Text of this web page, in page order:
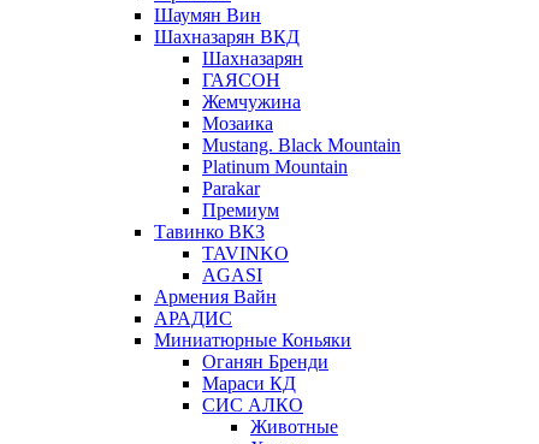
Шаумян Вин
Шахназарян ВКД
Шахназарян
ГАЯСОН
Жемчужина
Мозаика
Mustang. Black Mountain
Platinum Mountain
Parakar
Премиум
Тавинко ВКЗ
TAVINKO
AGASI
Армения Вайн
АРАДИС
Миниатюрные Коньяки
Оганян Бренди
Мараси КД
СИС АЛКО
Животные